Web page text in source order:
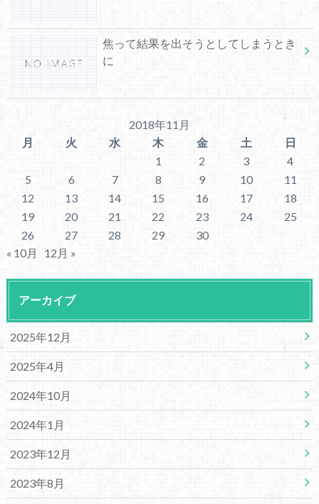
焦って結果を出そうとしてしまうとき
に
2018年11月
月
火 水 木 金 土
日
1
2 3
4
5
6 7 8 9 10
11
12
13 14 15 16 17
18
19
20 21 22 23 24
25
26
27 28 29
30
« 10月
12月 »
アーカイブ
2025年12月
2025年4月
2024年10月
2024年1月
2023年12月
2023年8月